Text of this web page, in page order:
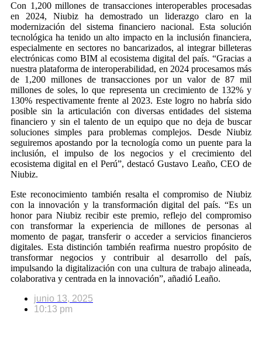
Con 1,200 millones de transacciones interoperables procesadas
en 2024, Niubiz ha demostrado un liderazgo claro en la
modernización del sistema financiero nacional. Esta solución
tecnológica ha tenido un alto impacto en la inclusión financiera,
especialmente en sectores no bancarizados, al integrar billeteras
electrónicas como BIM al ecosistema digital del país. “Gracias a
nuestra plataforma de interoperabilidad, en 2024 procesamos más
de 1,200 millones de transacciones por un valor de 87 mil
millones de soles, lo que representa un crecimiento de 132% y
130% respectivamente frente al 2023. Este logro no habría sido
posible sin la articulación con diversas entidades del sistema
financiero y sin el talento de un equipo que no deja de buscar
soluciones simples para problemas complejos. Desde Niubiz
seguiremos apostando por la tecnología como un puente para la
inclusión, el impulso de los negocios y el crecimiento del
ecosistema digital en el Perú”, destacó Gustavo Leaño, CEO de
Niubiz.
Este reconocimiento también resalta el compromiso de Niubiz
con la innovación y la transformación digital del país. “Es un
honor para Niubiz recibir este premio, reflejo del compromiso
con transformar la experiencia de millones de personas al
momento de pagar, transferir o acceder a servicios financieros
digitales. Esta distinción también reafirma nuestro propósito de
transformar negocios y contribuir al desarrollo del país,
impulsando la digitalización con una cultura de trabajo alineada,
colaborativa y centrada en la innovación”, añadió Leaño.
junio 13, 2025
10:13 pm